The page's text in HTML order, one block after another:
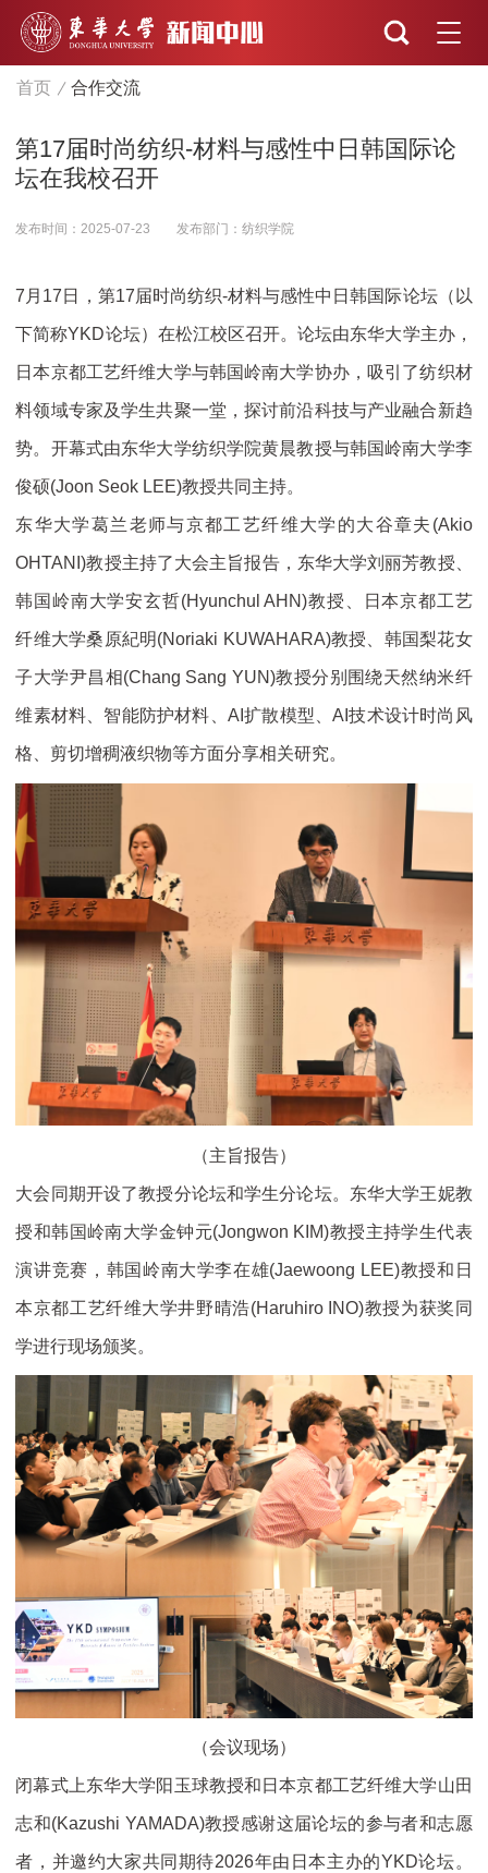
首页 合作交流
第17届时尚纺织-材料与感性中日韩国际论
坛在我校召开
发布时间：2025-07-23 发布部门：纺织学院
7月17日，第17届时尚纺织-材料与感性中日韩国际论坛（以
下简称YKD论坛）在松江校区召开。论坛由东华大学主办，
日本京都工艺纤维大学与韩国岭南大学协办，吸引了纺织材
料领域专家及学生共聚一堂，探讨前沿科技与产业融合新趋
势。开幕式由东华大学纺织学院黄晨教授与韩国岭南大学李
俊硕(Joon Seok LEE)教授共同主持。
东华大学葛兰老师与京都工艺纤维大学的大谷章夫(Akio
OHTANI)教授主持了大会主旨报告，东华大学刘丽芳教授、
韩国岭南大学安玄哲(Hyunchul AHN)教授、日本京都工艺
纤维大学桑原紀明(Noriaki KUWAHARA)教授、韩国梨花女
子大学尹昌相(Chang Sang YUN)教授分别围绕天然纳米纤
维素材料、智能防护材料、AI扩散模型、AI技术设计时尚风
格、剪切增稠液织物等方面分享相关研究。
（主旨报告）
大会同期开设了教授分论坛和学生分论坛。东华大学王妮教
授和韩国岭南大学金钟元(Jongwon KIM)教授主持学生代表
演讲竞赛，韩国岭南大学李在雄(Jaewoong LEE)教授和日
本京都工艺纤维大学井野晴浩(Haruhiro INO)教授为获奖同
学进行现场颁奖。
（会议现场）
闭幕式上东华大学阳玉球教授和日本京都工艺纤维大学山田
志和(Kazushi YAMADA)教授感谢这届论坛的参与者和志愿
者，并邀约大家共同期待2026年由日本主办的YKD论坛。